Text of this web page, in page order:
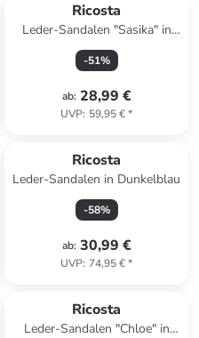
Ricosta
Leder-Sandalen "Sasika" in
Lila
-51%
ab: 28,99 €
UVP: 59,95 €*
Ricosta
Leder-Sandalen in Dunkelblau
-58%
ab: 30,99 €
UVP: 74,95 €*
Ricosta
Leder-Sandalen "Chloe" in